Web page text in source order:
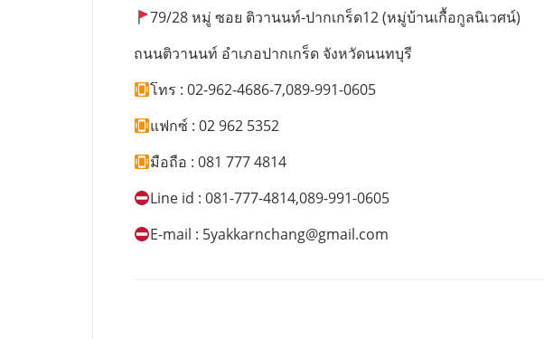
79/28 หมู่ ซอย ติวานนท์-ปากเกร็ด12 (หมู่บ้านเกื้อกูลนิเวศน์)
ถนนติวานนท์ อำเภอปากเกร็ด จังหวัดนนทบุรี
โทร : 02-962-4686-7,089-991-0605
แฟกซ์ : 02 962 5352
มือถือ : 081 777 4814
Line id : 081-777-4814,089-991-0605
E-mail : 5yakkarnchang@gmail.com